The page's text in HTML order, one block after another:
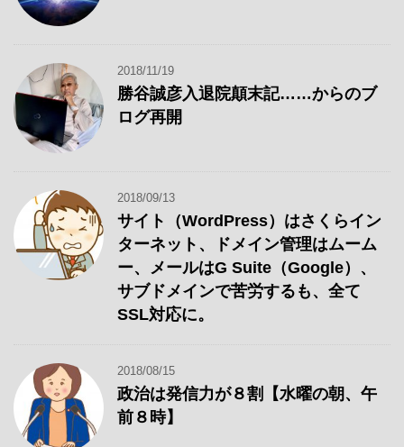
2018/11/19
勝谷誠彦入退院顛末記……からのブ
ログ再開
2018/09/13
サイト（WordPress）はさくらイン
ターネット、ドメイン管理はムーム
ー、メールはG Suite（Google）、
サブドメインで苦労するも、全て
SSL対応に。
2018/08/15
政治は発信力が８割【水曜の朝、午
前８時】